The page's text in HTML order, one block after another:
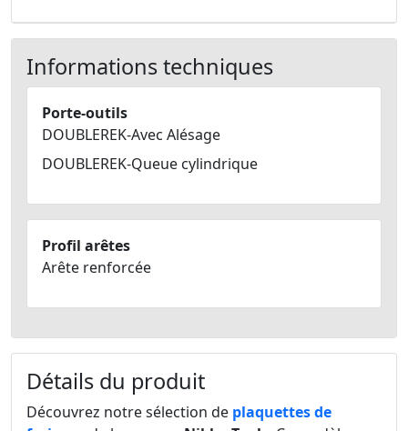
Informations techniques
Porte-outils
DOUBLEREK-Avec Alésage
DOUBLEREK-Queue cylindrique
Profil arêtes
Arête renforcée
Détails du produit
Découvrez notre sélection de plaquettes de